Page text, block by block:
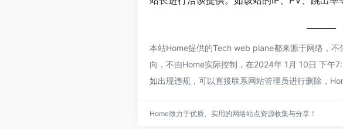
本站Home提供的Tech web plane都来源于网络，
向，不由Home实际控制，在2024年 1月 10日 下午
如出现违规，可以直接联系网站管理员进行删除，
Home致力于优质、实用的网络站点资源收集与分享！